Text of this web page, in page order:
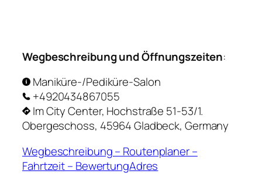
Wegbeschreibung und Öffnungszeiten:
Maniküre-/Pediküre-Salon
+4920434867055
Im City Center, Hochstraße 51-53/1.
Obergeschoss, 45964 Gladbeck, Germany
Wegbeschreibung – Routenplaner –
Fahrtzeit – BewertungAdres